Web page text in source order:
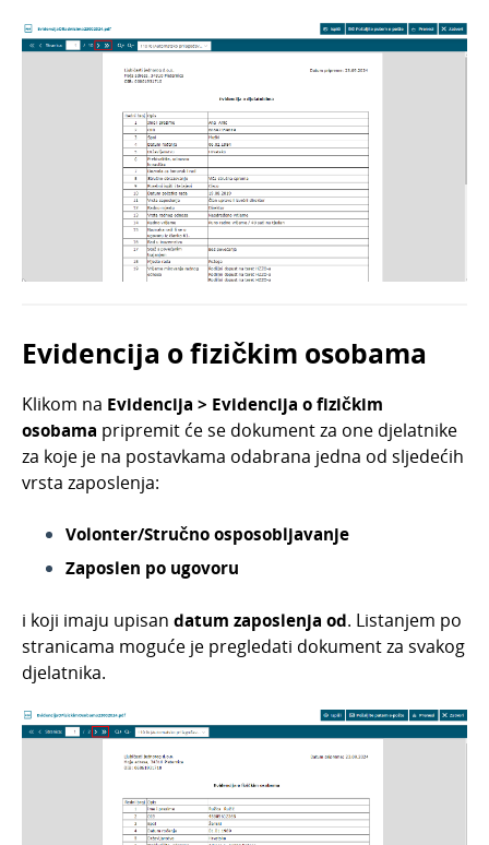
Evidencija o fizičkim osobama
Klikom na Evidencija > Evidencija o fizičkim
osobama pripremit će se dokument za one djelatnike
za koje je na postavkama odabrana jedna od sljedećih
vrsta zaposlenja:
Volonter/Stručno osposobljavanje
Zaposlen po ugovoru
i koji imaju upisan datum zaposlenja od. Listanjem po
stranicama moguće je pregledati dokument za svakog
djelatnika.